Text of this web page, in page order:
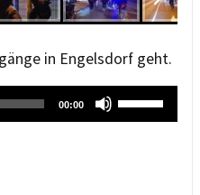
in Engelsdorf geht.
00:00